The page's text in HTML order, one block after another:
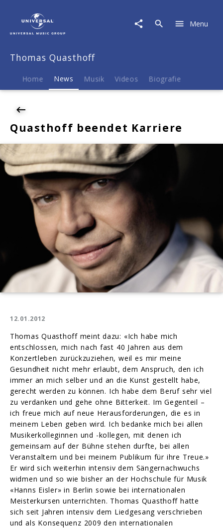
Quasthoff
News
Quasthoff
Karriere
Menu
Thomas Quasthoff
Home News Musik Videos Biografie
Quasthoff beendet Karriere
12.01.2012
Thomas Quasthoff meint dazu: «Ich habe mich
entschlossen, mich nach fast 40 Jahren aus dem
Konzertleben zurückzuziehen, weil es mir meine
Gesundheit nicht mehr erlaubt, dem Anspruch, den ich
immer an mich selber und an die Kunst gestellt habe,
gerecht werden zu können. Ich habe dem Beruf sehr viel
zu verdanken und gehe ohne Bitterkeit. Im Gegenteil –
ich freue mich auf neue Herausforderungen, die es in
meinem Leben geben wird. Ich bedanke mich bei allen
Musikerkolleginnen und -kollegen, mit denen ich
gemeinsam auf der Bühne stehen durfte, bei allen
Veranstaltern und bei meinem Publikum für ihre Treue.»
Er wird sich weiterhin intensiv dem Sängernachwuchs
widmen und so wie bisher an der Hochschule für Musik
«Hanns Eisler» in Berlin sowie bei internationalen
Meisterkursen unterrichten. Thomas Quasthoff hatte
sich seit Jahren intensiv dem Liedgesang verschrieben
und als Konsequenz 2009 den internationalen